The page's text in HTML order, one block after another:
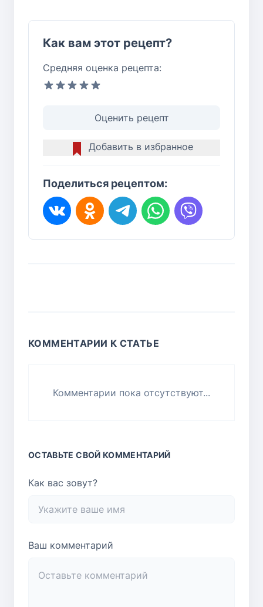
Как вам этот рецепт?
Средняя оценка рецепта:
Оценить рецепт
Добавить в избранное
Поделиться рецептом:
КОММЕНТАРИИ К СТАТЬЕ
Комментарии пока отсутствуют...
ОСТАВЬТЕ СВОЙ КОММЕНТАРИЙ
Как вас зовут?
Ваш комментарий